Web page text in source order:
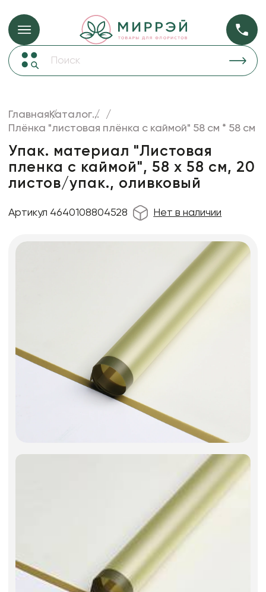
Упаковка для цветов и подарков Упаковка для
прозрачная
Коробки для цветов
Декор для дома
Лента
Товары для флористов
Пакеты для цветов и подарков
Декоративные вазы, кашпо
Сухоцветы
ГлавнаяКаталог...
Плёнка "листовая плёнка с каймой" 58 см * 58 см
Упак. материал "Листовая
пленка с каймой", 58 х 58 см, 20
листов/упак., оливковый
Артикул 4640108804528 Нет в наличии